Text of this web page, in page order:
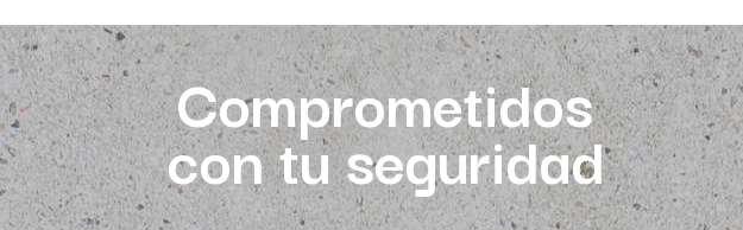
Comprometidos
con tu seguridad